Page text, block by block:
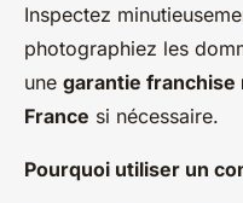
Inspectez
photographiez les
une garantie franchise
France si nécessaire.
Pourquoi utiliser un